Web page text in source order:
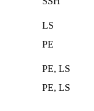
LS
PE
PE, LS
PE, LS